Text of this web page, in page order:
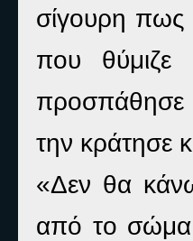
σίγουρη πως
που θύμιζε
προσπάθησε
την κράτησε
«Δεν θα
από το σώμα